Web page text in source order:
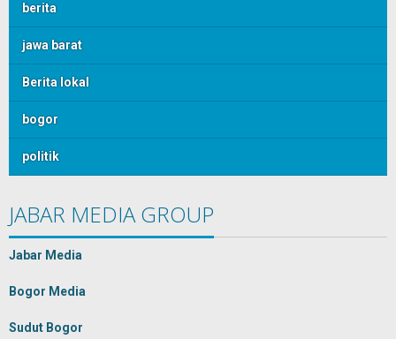
berita
jawa barat
Berita lokal
bogor
politik
JABAR MEDIA GROUP
Jabar Media
Bogor Media
Sudut Bogor